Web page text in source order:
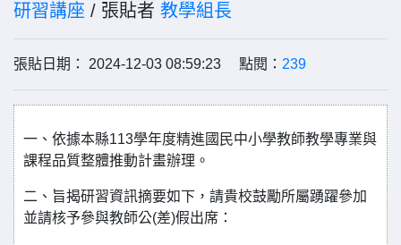
研習講座 / 張貼者 教學組長
張貼日期： 2024-12-03 08:59:23 點閱： 239
一、依據本縣113學年度精進國民中小學教師教學專業與
課程品質整體推動計畫辦理。
二、旨揭研習資訊摘要如下，請貴校鼓勵所屬踴躍參加
並請核予參與教師公(差)假出席：